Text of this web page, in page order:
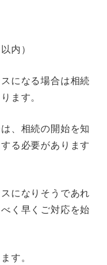
内）
になる場合は相続
ます。
、相続の開始を知
る必要があります
になりそうであれ
く早くご対応を始
す。